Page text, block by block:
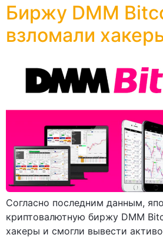
Биржу DMM
взломали
Согласно последним данным,
криптовалютную биржу DMM
хакеры и смогли вывести